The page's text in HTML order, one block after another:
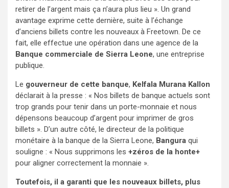
retirer de l’argent mais ça n’aura plus lieu ». Un grand
avantage exprime cette dernière, suite à l’échange
d’anciens billets contre les nouveaux à Freetown. De ce
fait, elle effectue une opération dans une agence de la
Banque commerciale de Sierra Leone, une entreprise
publique.
Le gouverneur de cette banque, Kelfala Murana Kallon
déclarait à la presse : « Nos billets de banque actuels sont
trop grands pour tenir dans un porte-monnaie et nous
dépensons beaucoup d’argent pour imprimer de gros
billets ». D’un autre côté, le directeur de la politique
monétaire à la banque de la Sierra Leone, Bangura qui
souligne : « Nous supprimons les +zéros de la honte+
pour aligner correctement la monnaie ».
Toutefois, il a garanti que les nouveaux billets, plus